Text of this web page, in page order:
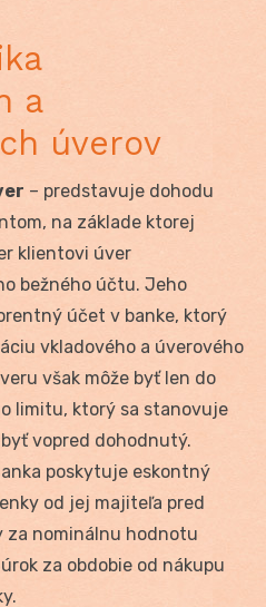
a
úverov
– predstavuje dohodu
na základe ktorej
klientovi úver
bežného účtu. Jeho
účet v banke, ktorý
vkladového a úverového
však môže byť len do
limitu, ktorý sa stanovuje
vopred dohodnutý.
poskytuje eskontný
od jej majiteľa pred
za nominálnu hodnotu
za obdobie od nákupu